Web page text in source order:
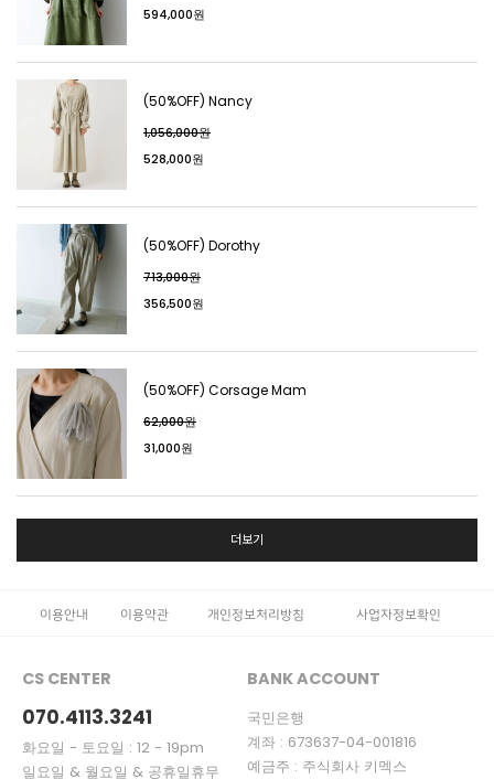
594,000원
(50%OFF) Nancy
1,056,000원
528,000원
(50%OFF) Dorothy
713,000원
356,500원
(50%OFF) Corsage Mam
62,000원
31,000원
더보기
이용안내 이용약관 개인정보처리방침 사업자정보확인
CS CENTER
070.4113.3241
화요일 - 토요일 : 12 - 19pm
일요일 & 월요일 & 공휴일휴무
BANK ACCOUNT
국민은행
계좌 : 673637-04-001816
예금주 : 주식회사 키멕스